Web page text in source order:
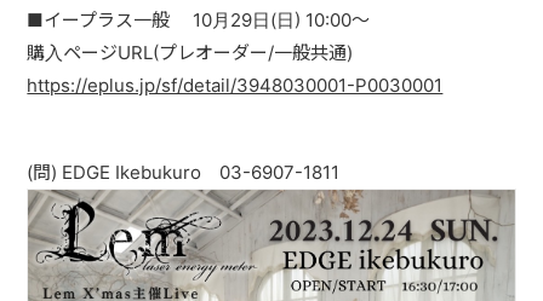
■イープラス一般 10月29日(日) 10:00〜
購入ページURL(プレオーダー/一般共通)
https://eplus.jp/sf/detail/3948030001-P0030001
(問) EDGE Ikebukuro 03-6907-1811